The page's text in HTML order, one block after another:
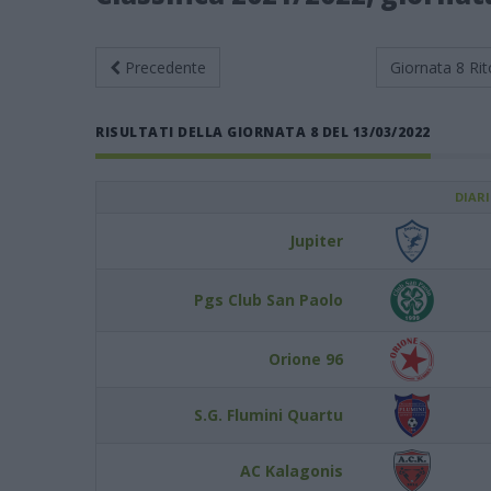
Precedente Giornata 8
RISULTATI DELLA GIORNATA 8 DEL 13/03/2022
Jupiter
Pgs Club San Paolo
Orione 96
S.G. Flumini Quartu
AC Kalagonis